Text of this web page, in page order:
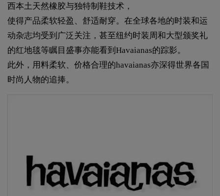
西本土天然橡胶与独特制鞋技术，
使得产品柔软轻盈、舒适耐穿。在全球各地的时装和运
动杂志均受到广泛关注，甚至纽约时装周和大型颁奖礼
的红地毯等瞩目盛事亦能看到Havaianas的踪影。
此外，用料柔软、价格合理的havaianas亦深得世界各国
时尚人物的追捧。